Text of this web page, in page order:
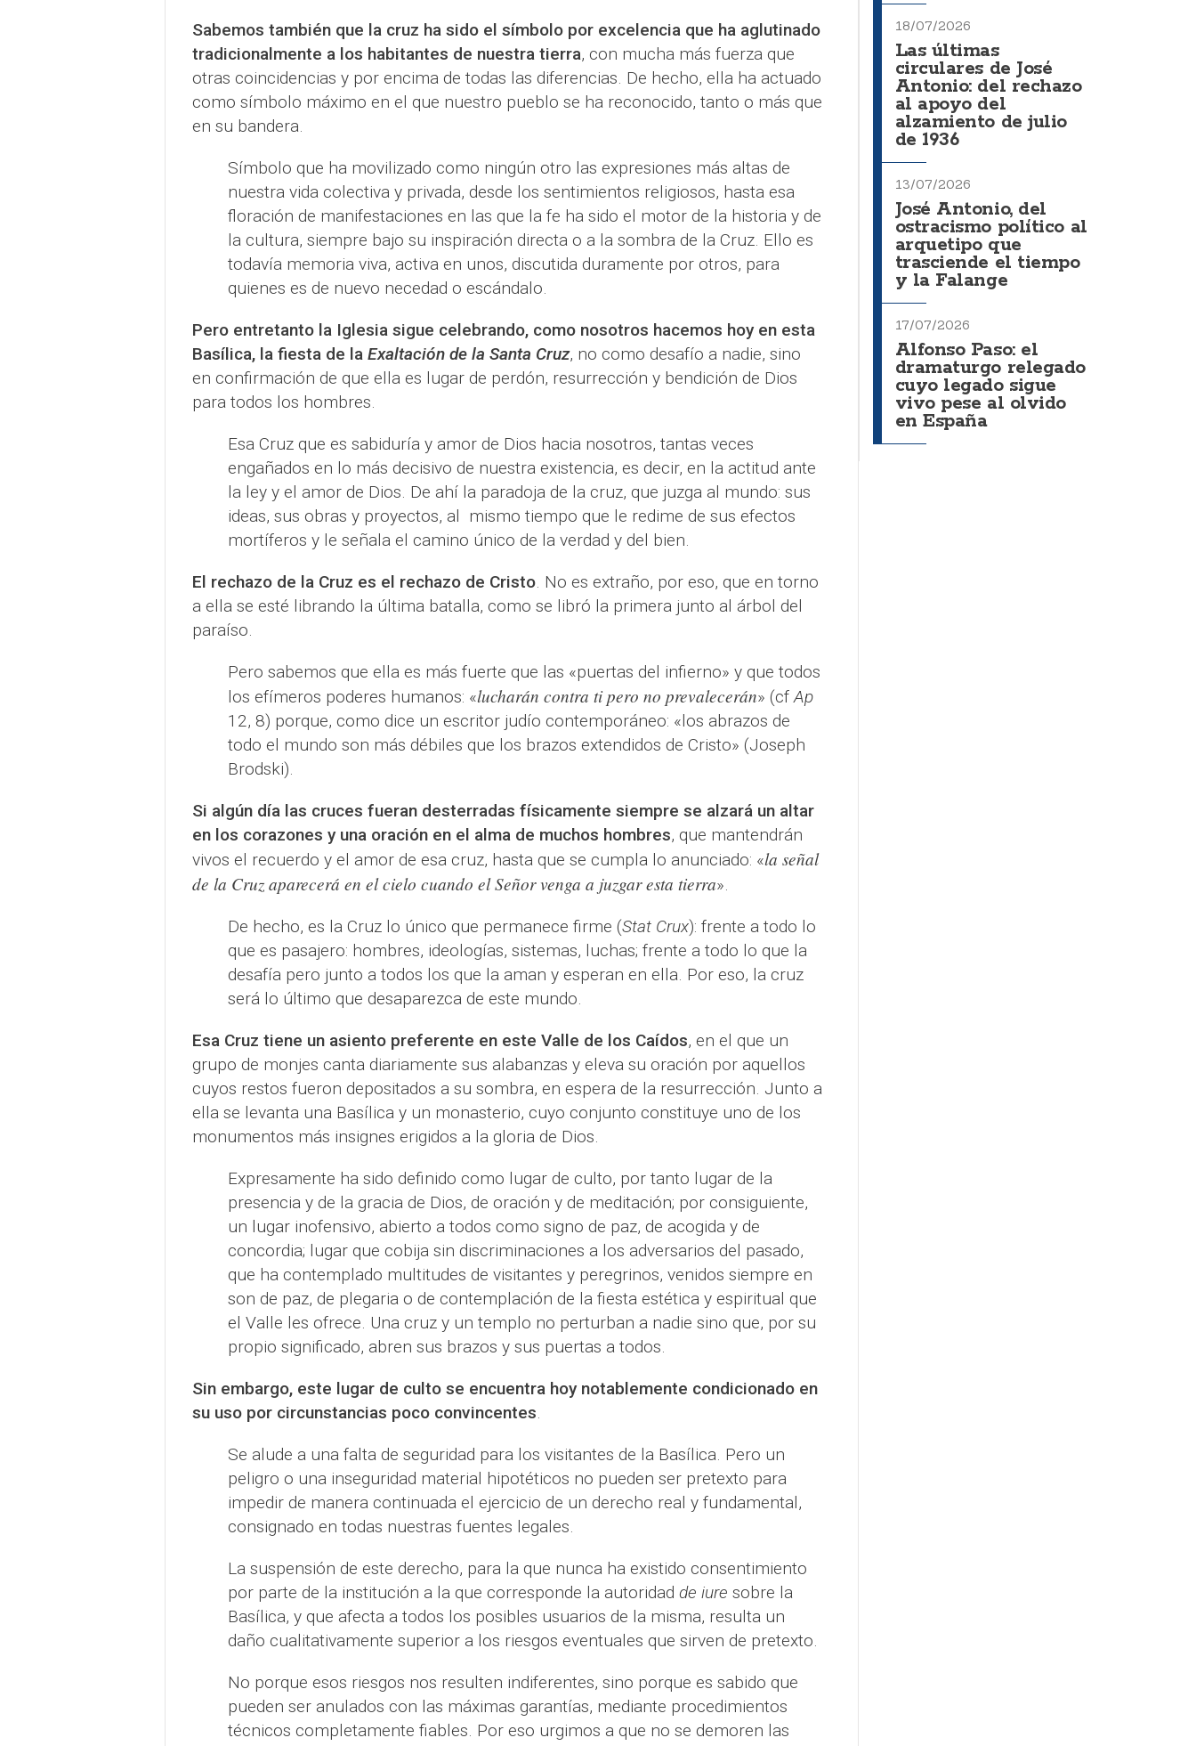
Sabemos también que la cruz ha sido el símbolo por excelencia que ha aglutinado
tradicionalmente a los habitantes de nuestra tierra, con mucha más fuerza que
otras coincidencias y por encima de todas las diferencias. De hecho, ella ha actuado
como símbolo máximo en el que nuestro pueblo se ha reconocido, tanto o más que
en su bandera.
Símbolo que ha movilizado como ningún otro las expresiones más altas de
nuestra vida colectiva y privada, desde los sentimientos religiosos, hasta esa
floración de manifestaciones en las que la fe ha sido el motor de la historia y de
la cultura, siempre bajo su inspiración directa o a la sombra de la Cruz. Ello es
todavía memoria viva, activa en unos, discutida duramente por otros, para
quienes es de nuevo necedad o escándalo.
Pero entretanto la Iglesia sigue celebrando, como nosotros hacemos hoy en esta
Basílica, la fiesta de la Exaltaciónde la Santa Cruz, no como desafío a nadie, sino
en confirmación de que ella es lugar de perdón, resurrección y bendición de Dios
para todos los hombres.
Esa Cruz que es sabiduría y amor de Dios hacia nosotros, tantas veces
engañados en lo más decisivo de nuestra existencia, es decir, en la actitud ante
la ley y el amor de Dios. De ahí la paradoja de la cruz, que juzga al mundo: sus
ideas, sus obras y proyectos, al mismo tiempo que le redime de sus efectos
mortíferos y le señala el camino único de la verdad y del bien.
El rechazo de la Cruz es el rechazo de Cristo. No es extraño, por eso, que en torno
a ella se esté librando la última batalla, como se libró la primera junto al árbol del
paraíso.
Pero sabemos que ella es más fuerte que las «puertas del infierno» y que todos
los efímeros poderes humanos: «lucharán contra ti pero no prevalecerán» (cfAp
12, 8) porque, como dice un escritor judío contemporáneo: «los abrazos de
todo el mundo son más débiles que los brazos extendidos de Cristo» (Joseph
Brodski).
Si algún día las cruces fueran desterradas físicamente siempre se alzará un altar
en los corazones y una oración en el alma de muchos hombres, que mantendrán
vivos el recuerdo y el amor de esa cruz, hasta que se cumpla lo anunciado: «la señal
de la Cruz aparecerá en el cielo cuando el Señor venga a juzgar esta tierra».
De hecho, es la Cruz lo único que permanece firme (Stat Crux): frente a todo lo
que es pasajero: hombres, ideologías, sistemas, luchas; frente a todo lo que la
desafía pero junto a todos los que la aman y esperan en ella. Por eso, la cruz
será lo último que desaparezca de este mundo.
Esa Cruz tiene un asiento preferente en este Valle de los Caídos, en el que un
grupo de monjes canta diariamente sus alabanzas y eleva su oración por aquellos
cuyos restos fueron depositados a su sombra, en espera de la resurrección. Junto a
ella se levanta una Basílica y un monasterio, cuyo conjunto constituye uno de los
monumentos más insignes erigidos a la gloria de Dios.
Expresamente ha sido definido como lugar de culto, por tanto lugar de la
presencia y de la gracia de Dios, de oración y de meditación; por consiguiente,
un lugar inofensivo, abierto a todos como signo de paz, de acogida y de
concordia; lugar que cobija sin discriminaciones a los adversarios del pasado,
que ha contemplado multitudes de visitantes y peregrinos, venidos siempre en
son de paz, de plegaria o de contemplación de la fiesta estética y espiritual que
el Valle les ofrece. Una cruz y un templo no perturban a nadie sino que, por su
propio significado, abren sus brazos y sus puertas a todos.
Sin embargo, este lugar de culto se encuentra hoy notablemente condicionado en
su uso por circunstancias poco convincentes.
Se alude a una falta de seguridad para los visitantes de la Basílica. Pero un
peligro o una inseguridad material hipotéticos no pueden ser pretexto para
impedir de manera continuada el ejercicio de un derecho real y fundamental,
consignado en todas nuestras fuentes legales.
La suspensión de este derecho, para la que nunca ha existido consentimiento
por parte de la institución a la que corresponde la autoridad de iure sobre la
Basílica, y que afecta a todos los posibles usuarios de la misma, resulta un
daño cualitativamente superior a los riesgos eventuales que sirven de pretexto.
No porque esos riesgos nos resulten indiferentes, sino porque es sabido que
pueden ser anulados con las máximas garantías, mediante procedimientos
técnicos completamente fiables. Por eso urgimos a que no se demoren las
18/07/2026
Las últimas
circulares de José
Antonio: del rechazo
al apoyo del
alzamiento de julio
de 1936
13/07/2026
José Antonio, del
ostracismo político al
arquetipo que
trasciende el tiempo
y la Falange
17/07/2026
Alfonso Paso: el
dramaturgo relegado
cuyo legado sigue
vivo pese al olvido
en España